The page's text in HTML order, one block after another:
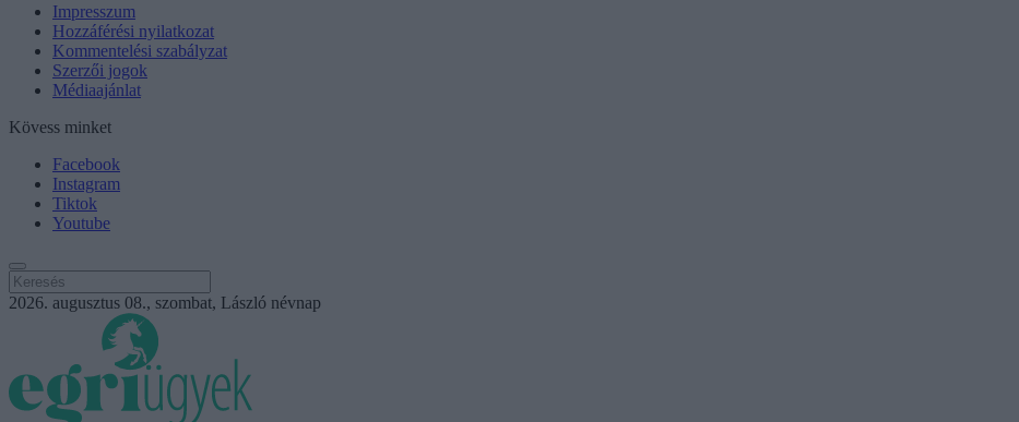
Impresszum
Hozzáférési nyilatkozat
Kommentelési szabályzat
Szerzői jogok
Médiaajánlat
Kövess minket
Facebook
Instagram
Tiktok
Youtube
2026. augusztus 08., szombat, László névnap